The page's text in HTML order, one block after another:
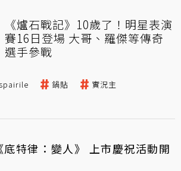
《爐石戰記》10歲了！明星表演
賽16日登場 大哥、羅傑等傳奇
選手參戰
鍋貼
實況主
底特律：變人》 上市慶祝活動開